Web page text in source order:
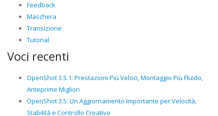
Feedback
Maschera
Transizione
Tutorial
Voci recenti
OpenShot 3.5.1: Prestazioni Più Veloci, Montaggio Più Fluido,
Anteprime Migliori
OpenShot 3.5: Un Aggiornamento Importante per Velocità,
Stabilità e Controllo Creativo